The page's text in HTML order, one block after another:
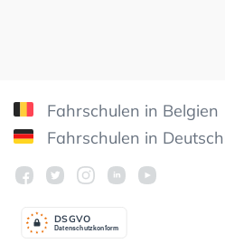
Fahrschulen in Belgien
Fahrschulen in
Datenschutzkonform
DSGVO